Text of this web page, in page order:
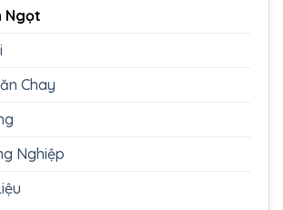
Ngọt
Chay
Nghiệp